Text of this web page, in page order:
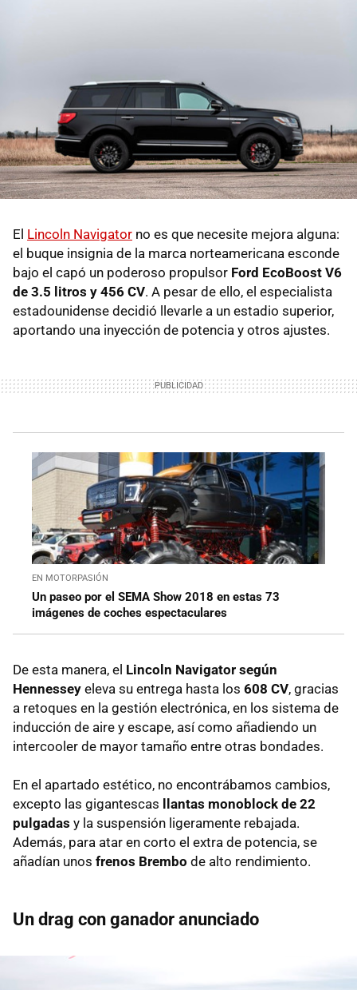
El Lincoln Navigator no es que necesite mejora alguna:
el buque insignia de la marca norteamericana esconde
bajo el capó un poderoso propulsor Ford EcoBoost V6
de 3.5 litros y 456 CV. A pesar de ello, el especialista
estadounidense decidió llevarle a un estadio superior,
aportando una inyección de potencia y otros ajustes.
EN MOTORPASIÓN
Un paseo por el SEMA Show 2018 en estas 73
imágenes de coches espectaculares
De esta manera, el Lincoln Navigator según
Hennessey eleva su entrega hasta los 608 CV, gracias
a retoques en la gestión electrónica, en los sistema de
inducción de aire y escape, así como añadiendo un
intercooler de mayor tamaño entre otras bondades.
En el apartado estético, no encontrábamos cambios,
excepto las gigantescas llantas monoblock de 22
pulgadas y la suspensión ligeramente rebajada.
Además, para atar en corto el extra de potencia, se
añadían unos frenos Brembo de alto rendimiento.
Un drag con ganador anunciado